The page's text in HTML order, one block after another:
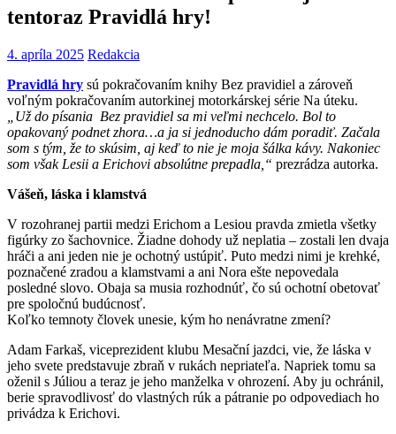
tentoraz Pravidlá hry!
4. apríla 2025 Redakcia
Pravidlá hry sú pokračovaním knihy Bez pravidiel a zároveň
voľným pokračovaním autorkinej motorkárskej série Na úteku.
„Už do písania Bez pravidiel sa mi veľmi nechcelo. Bol to
opakovaný podnet zhora…a ja si jednoducho dám poradiť. Začala
som s tým, že to skúsim, aj keď to nie je moja šálka kávy. Nakoniec
som však Lesii a Erichovi absolútne prepadla,“ prezrádza autorka.
Vášeň, láska i klamstvá
V rozohranej partii medzi Erichom a Lesiou pravda zmietla všetky
figúrky zo šachovnice. Žiadne dohody už neplatia – zostali len dvaja
hráči a ani jeden nie je ochotný ustúpiť. Puto medzi nimi je krehké,
poznačené zradou a klamstvami a ani Nora ešte nepovedala
posledné slovo. Obaja sa musia rozhodnúť, čo sú ochotní obetovať
pre spoločnú budúcnosť.
Koľko temnoty človek unesie, kým ho nenávratne zmení?
Adam Farkaš, viceprezident klubu Mesační jazdci, vie, že láska v
jeho svete predstavuje zbraň v rukách nepriateľa. Napriek tomu sa
oženil s Júliou a teraz je jeho manželka v ohrození. Aby ju ochránil,
berie spravodlivosť do vlastných rúk a pátranie po odpovediach ho
privádza k Erichovi.